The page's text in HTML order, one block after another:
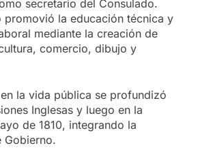
secretario del Consulado.
promovió la educación técnica y
mediante la creación de
comercio, dibujo y
la vida pública se profundizó
Inglesas y luego en la
de 1810, integrando la
Gobierno.